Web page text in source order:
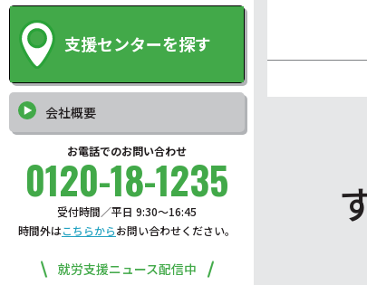
支援センターを探す
会社概要
お電話でのお問い合わせ
0120-18-1235
受付時間／平日 9:30〜16:45
時間外はこちらからお問い合わせください。
就労支援ニュース配信中